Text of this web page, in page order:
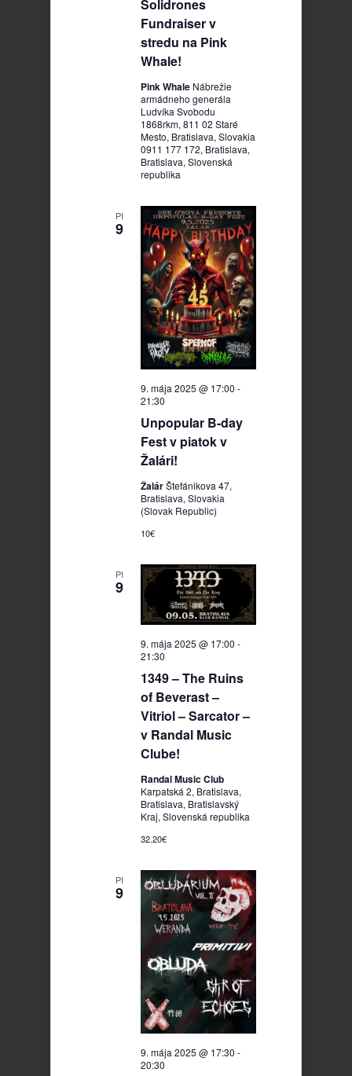
Solidrones
Fundraiser v
stredu na Pink
Whale!
Pink Whale Nábrežie
armádneho generála
Ludvíka Svobodu
1868rkm, 811 02 Staré
Mesto, Bratislava, Slovakia
0911 177 172, Bratislava,
Bratislava, Slovenská
republika
PI
9
Unpopular B-day
Fest v piatok v
Žalári!
9. mája 2025 @ 17:00 -
21:30
ŽalárŠtefánikova 47,
Bratislava, Slovakia
(Slovak Republic)
10€
PI
9
1349 – The Ruins
of Beverast –
Vitriol – Sarcator –
v Randal Music
Clube!
9. mája 2025 @ 17:00 -
21:30
Randal Music Club
Karpatská 2, Bratislava,
Bratislava, Bratislavský
Kraj, Slovenská republika
32.20€
PI
9
9. mája 2025 @ 17:30 -
20:30